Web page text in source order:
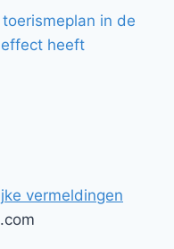
in de
heeft
vermeldingen